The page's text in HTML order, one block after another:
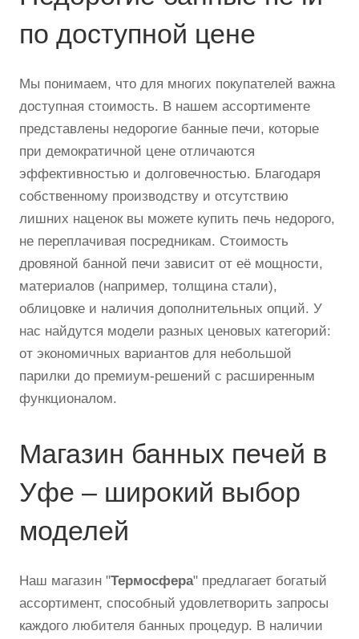
по доступной цене
Мы понимаем, что для многих покупателей важна
доступная стоимость. В нашем ассортименте
представлены недорогие банные печи, которые
при демократичной цене отличаются
эффективностью и долговечностью. Благодаря
собственному производству и отсутствию
лишних наценок вы можете купить печь недорого,
не переплачивая посредникам. Стоимость
дровяной банной печи зависит от её мощности,
материалов (например, толщина стали),
облицовке и наличия дополнительных опций. У
нас найдутся модели разных ценовых категорий:
от экономичных вариантов для небольшой
парилки до премиум-решений с расширенным
функционалом.
Магазин банных печей в
Уфе – широкий выбор
моделей
Наш магазин "Термосфера" предлагает богатый
ассортимент, способный удовлетворить запросы
каждого любителя банных процедур. В наличии